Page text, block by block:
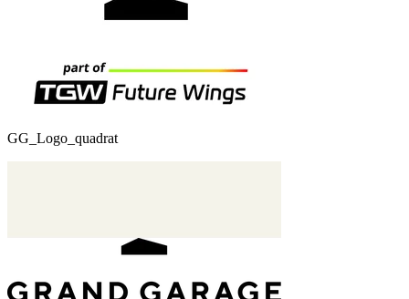
GG_Logo_quadrat